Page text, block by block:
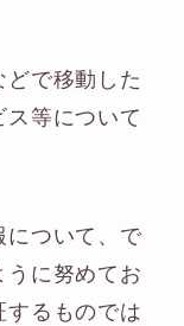
で移動した
等について
について、で
うに努めてお
するものでは